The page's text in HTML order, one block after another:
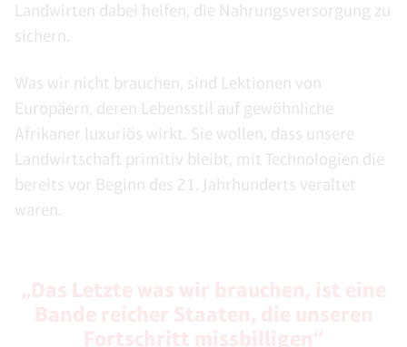
Landwirten dabei helfen, die Nahrungsversorgung zu
sichern.
Was wir nicht brauchen, sind Lektionen von
Europäern, deren Lebensstil auf gewöhnliche
Afrikaner luxuriös wirkt. Sie wollen, dass unsere
Landwirtschaft primitiv bleibt, mit Technologien die
bereits vor Beginn des 21. Jahrhunderts veraltet
waren.